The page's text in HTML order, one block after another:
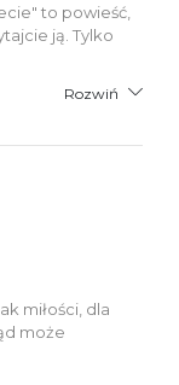
to powieść,
ją. Tylko
Rozwiń
miłości, dla
może